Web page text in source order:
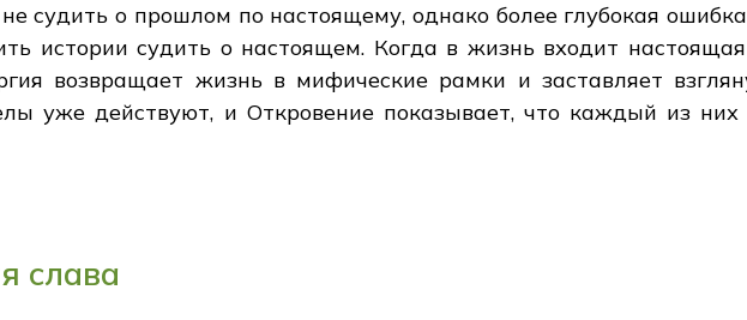
судить о прошлом по настоящему, однако более глубокая
истории судить о настоящем. Когда в жизнь входит
возвращает жизнь в мифические рамки и заставляет
уже действуют, и Откровение показывает, что каждый из них
слава